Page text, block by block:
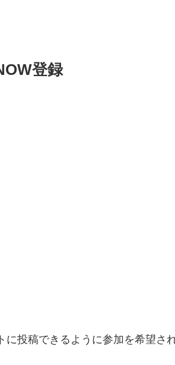
登録
に投稿できるように参加を希望さ